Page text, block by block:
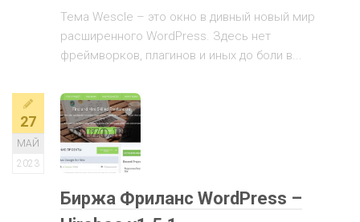
Тема Wescle – это окно в дивный новый мир
расширенного WordPress. Здесь нет
фреймворков, плагинов и иных до боли в...
27
МАЙ
2023
Биржа Фриланс WordPress –